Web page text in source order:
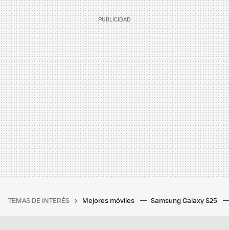
TEMAS DE INTERÉS Mejores móviles Samsung Galaxy S25